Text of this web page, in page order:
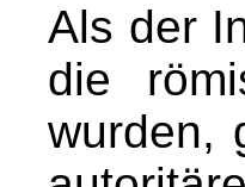
Als der
die
wurden,